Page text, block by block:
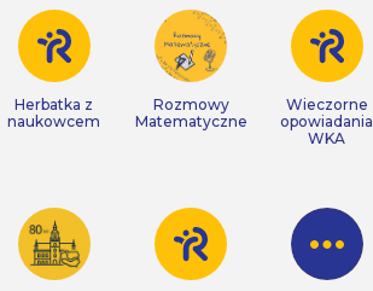
Herbatka z
naukowcem
Rozmowy
Matematyczne
Wieczorne
opowiadania
WKA